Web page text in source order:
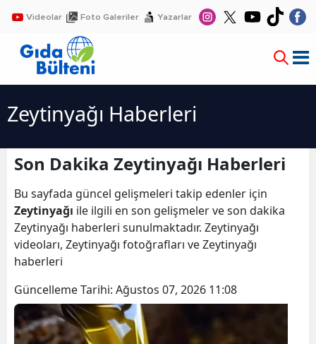
Videolar Foto Galeriler Yazarlar
Zeytinyağı Haberleri
Son Dakika Zeytinyağı Haberleri
Bu sayfada güncel gelişmeleri takip edenler için
Zeytinyağı ile ilgili en son gelişmeler ve son dakika
Zeytinyağı haberleri sunulmaktadır. Zeytinyağı
videoları, Zeytinyağı fotoğrafları ve Zeytinyağı
haberleri
Güncelleme Tarihi: Ağustos 07, 2026 11:08